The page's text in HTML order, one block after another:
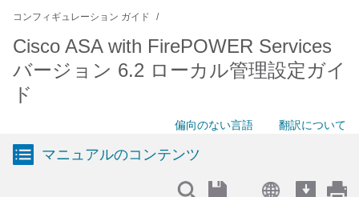
コンフィギュレーション ガイド
Cisco ASA with FirePOWER Services
バージョン 6.2 ローカル管理設定ガイ
ド
偏向のない言語 翻訳について
マニュアルのコンテンツ